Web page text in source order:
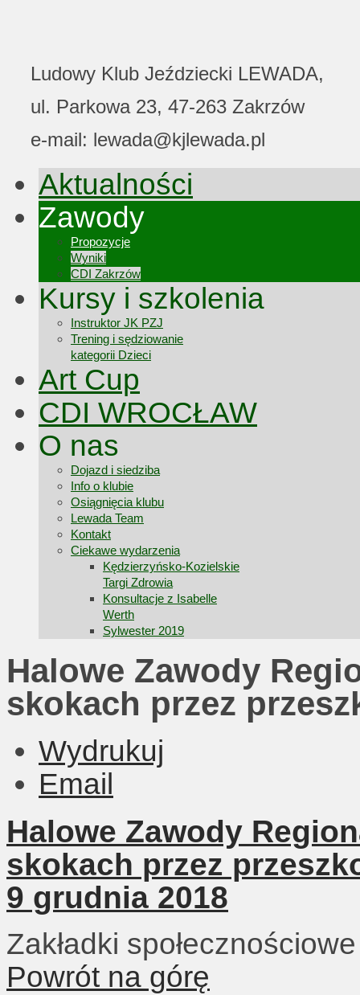
Ludowy Klub Jeździecki LEWADA,
ul. Parkowa 23, 47-263 Zakrzów
e-mail: lewada@kjlewada.pl
Aktualności
Zawody
Propozycje
Wyniki
CDI Zakrzów
Kursy i szkolenia
Instruktor JK PZJ
Trening i sędziowanie
kategorii Dzieci
Art Cup
CDI WROCŁAW
O nas
Dojazd i siedziba
Info o klubie
Osiągnięcia klubu
Lewada Team
Kontakt
Ciekawe wydarzenia
Kędzierzyńsko-Kozielskie
Targi Zdrowia
Konsultacje z Isabelle
Werth
Sylwester 2019
Halowe Zawody
skokach przez
Wydrukuj
Email
Halowe Zawody
skokach przez
9 grudnia 2018
Zakładki społecznościowe
Powrót na górę